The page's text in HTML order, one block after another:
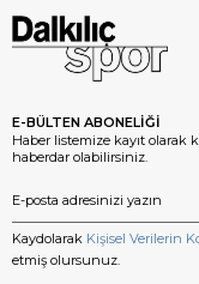
E-BÜLTEN ABONELİĞİ
Haber listemize kayıt
haberdar olabilirsiniz.
Kaydolarak Kişisel Verilerin
etmiş olursunuz.